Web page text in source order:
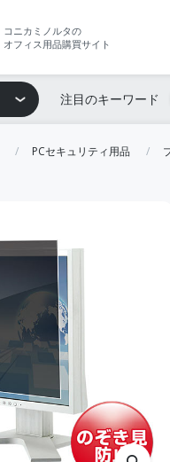
コニカミノルタの
オフィス用品購買サイト
注目のキーワード
PCセキュリティ用品